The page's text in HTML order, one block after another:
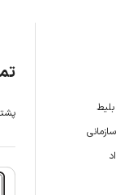
پشتیبانی